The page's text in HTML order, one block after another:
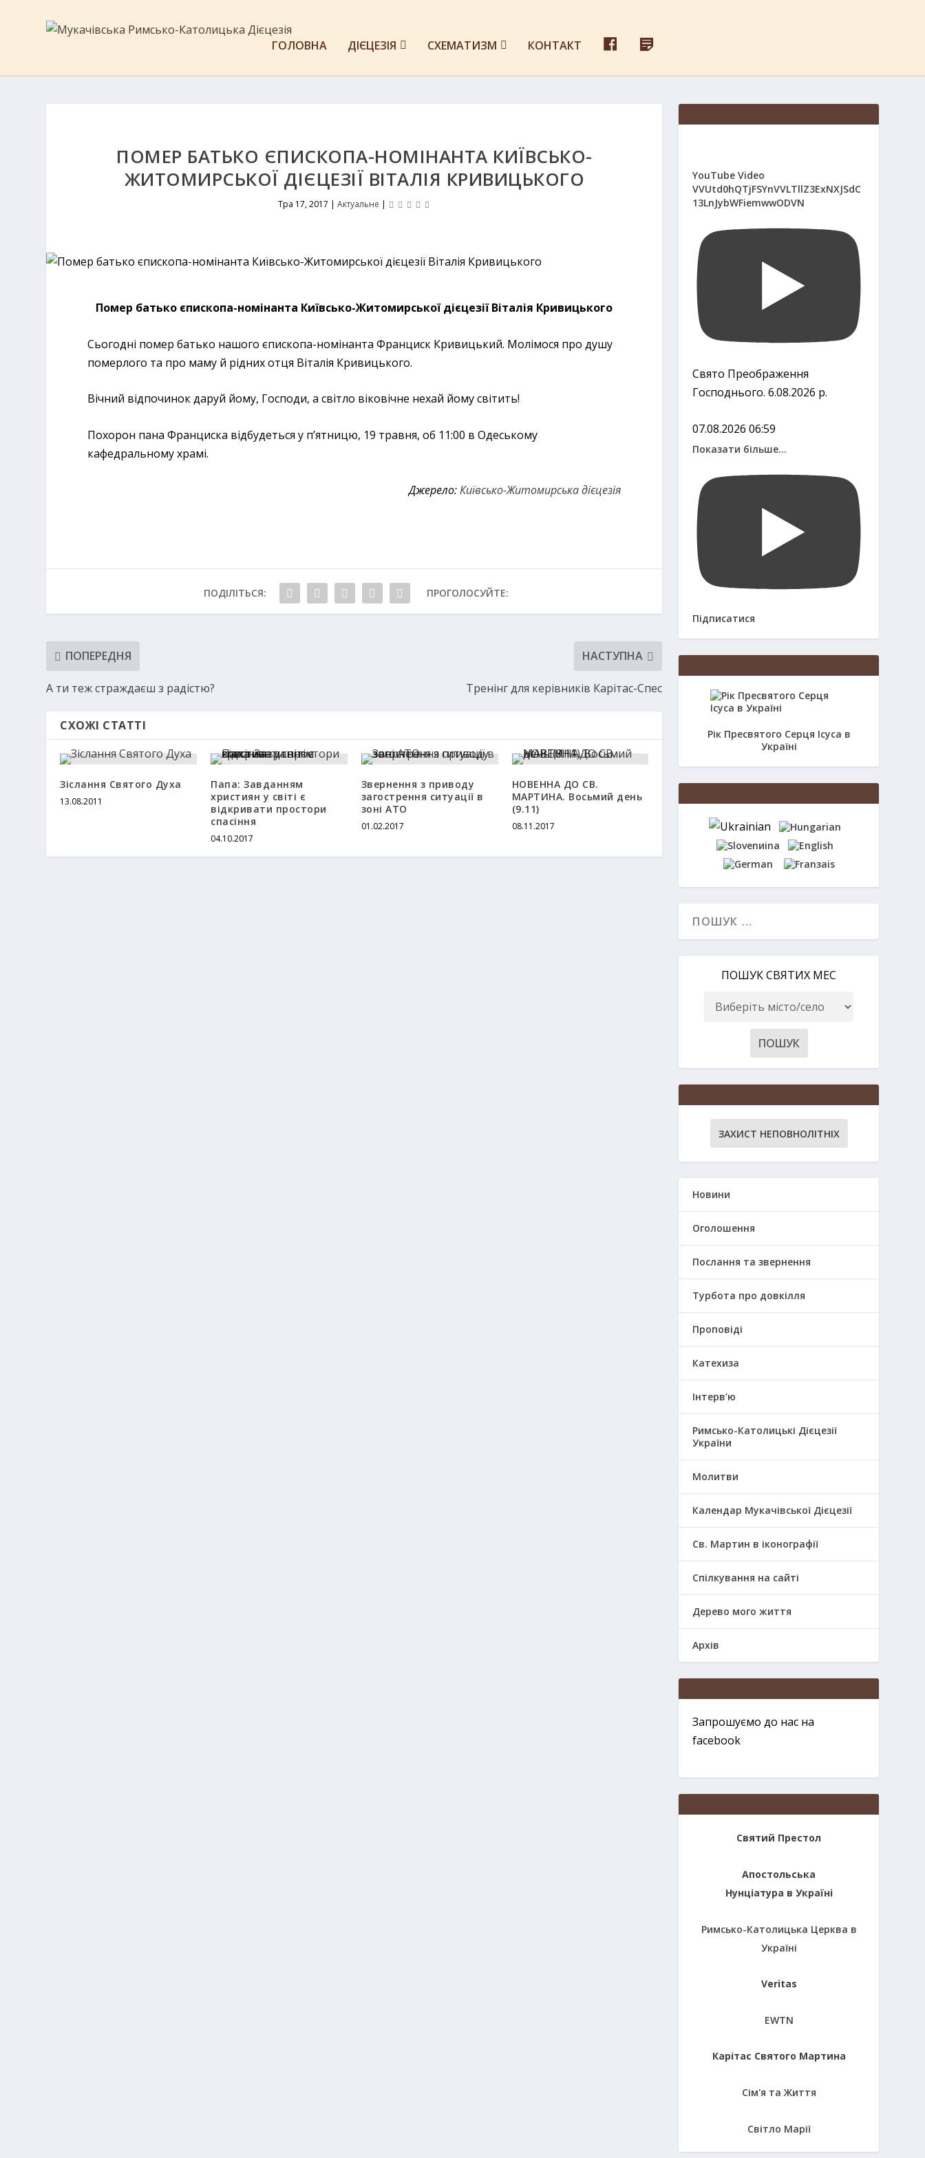
ГОЛОВНА ДІЄЦЕЗІЯ СХЕМАТИЗМ КОНТАКТ
E
Д
С
ПОМЕР БАТЬКО ЄПИСКОПА-НОМІНАНТА КИЇВСЬКО-
ЖИТОМИРСЬКОЇ ДІЄЦЕЗІЇ ВІТАЛІЯ КРИВИЦЬКОГО
Тра 17, 2017 | Актуальне |
Помер батько єпископа-номінанта Київсько-Житомирської дієцезії Віталія Кривицького
Сьогодні помер батько нашого єпископа-номінанта Франциск Кривицький. Молімося про душу
померлого та про маму й рідних отця Віталія Кривицького.
Вічний відпочинок даруй йому, Господи, а світло віковічне нехай йому світить!
Похорон пана Франциска відбудеться у п’ятницю, 19 травня, об 11:00 в Одеському
кафедральному храмі.
Джерело:Київсько-Житомирська дієцезія
ПОДІЛІТЬСЯ: ПРОГОЛОСУЙТЕ:
ПОПЕРЕДНЯ
А ти теж страждаєш з радістю?
НАСТУПНА
Тренінг для керівників Карітас-Спес
СХОЖІ СТАТТІ
Зіслання Святого Духа
13.08.2011
Папа: Завданням
християн у світі є
відкривати простори
спасіння
04.10.2017
Звернення з приводу
загострення ситуації в
зоні АТО
01.02.2017
НОВЕННА ДО СВ.
МАРТИНА. Восьмий день
(9.11)
08.11.2017
YouTube Video
VVUtd0hQTjFSYnVVLTllZ3ExNXJSdC
13LnJybWFiemwwODVN
Свято Преображення
Господнього. 6.08.2026 р.
07.08.2026 06:59
Показати більше...
Підписатися
Рік Пресвятого Серця Ісуса в
Україні
ПОШУК СВЯТИХ МЕС
ЗАХИСТ НЕПОВНОЛІТНІХ
Новини
Оголошення
Послання та звернення
Турбота про довкілля
Проповіді
Катехиза
Інтерв’ю
Римсько-Католицькі Дієцезії
України
Молитви
Календар Мукачівської Дієцезії
Св. Мартин в іконографії
Спілкування на сайті
Дерево мого життя
Архів
Запрошуємо до нас на
facebook
Святий Престол
Апостольська
Нунціатура в Україні
Римсько-Католицька Церква в
Україні
Veritas
EWTN
Карітас Святого Мартина
Сім'я та Життя
Світло Марії